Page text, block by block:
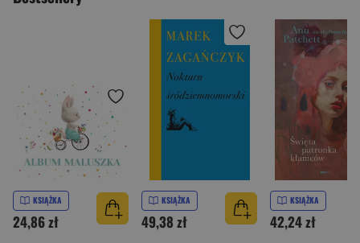
KSIĄŻKA
24,86 zł
KSIĄŻKA
49,38 zł
KSIĄŻKA
42,24 zł